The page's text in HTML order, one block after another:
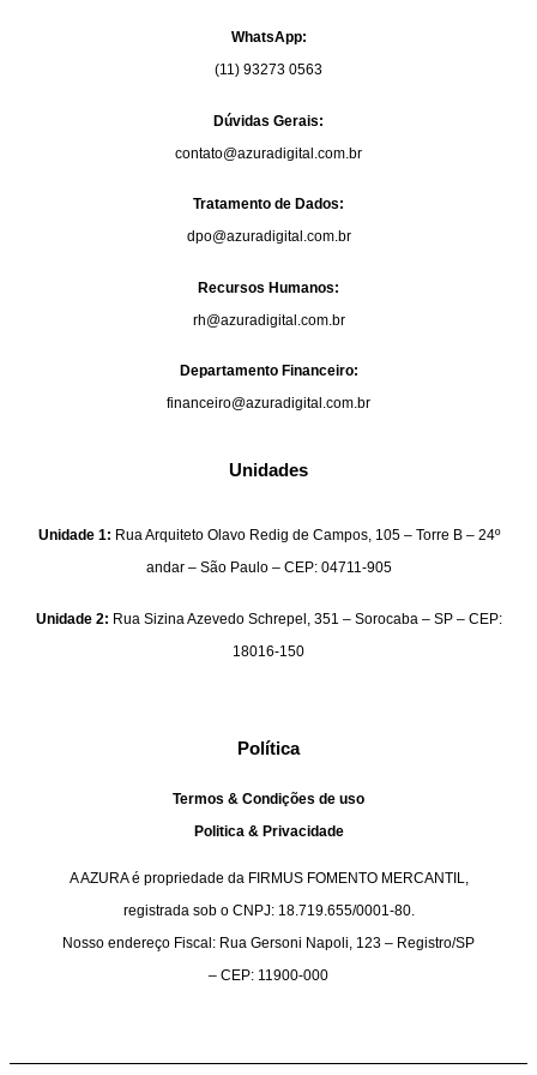
WhatsApp:
(11) 93273 0563
Dúvidas Gerais:
contato@azuradigital.com.br
Tratamento de Dados:
dpo@azuradigital.com.br
Recursos Humanos:
rh@azuradigital.com.br
Departamento Financeiro:
financeiro@azuradigital.com.br
Unidades
Unidade 1: Rua Arquiteto Olavo Redig de Campos, 105 – Torre B – 24º
andar – São Paulo – CEP: 04711-905
Unidade 2: Rua Sizina Azevedo Schrepel, 351 – Sorocaba – SP – CEP:
18016-150
Política
Termos & Condições de uso
Politica & Privacidade
A AZURA é propriedade da FIRMUS FOMENTO MERCANTIL,
registrada sob o CNPJ: 18.719.655/0001-80.
Nosso endereço Fiscal: Rua Gersoni Napoli, 123 – Registro/SP
– CEP: 11900-000